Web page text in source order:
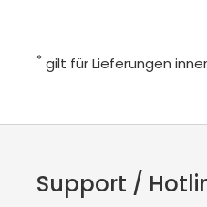
* gilt für Lieferungen
Support /